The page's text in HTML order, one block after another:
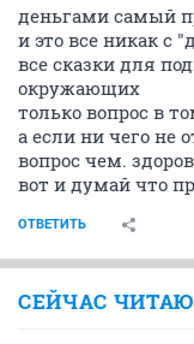
деньгами самый
и это все никак с
все сказки для
окружающих
только вопрос в
а если ни чего не
вопрос чем.
вот и думай что
ОТВЕТИТЬ
СЕЙЧАС